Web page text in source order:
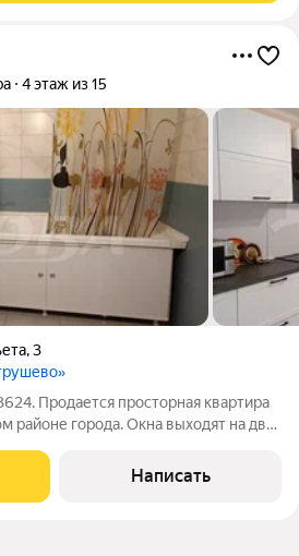
4 этаж из 15
,3
Продается просторная квартира
районе города. Окна выходят на две
в гостиной. Комфортный четвертый
Написать